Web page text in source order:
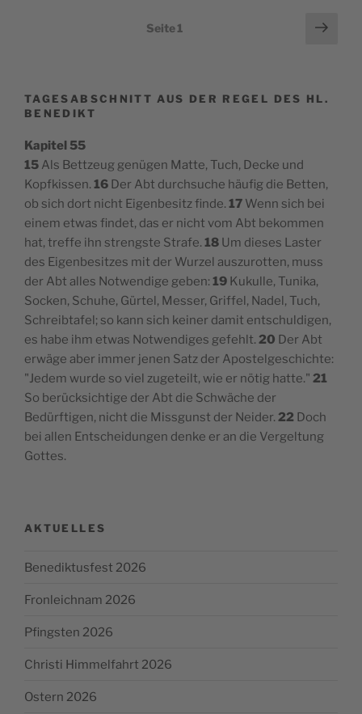
Seitennummerierung
Seite1
TAGESABSCHNITT AUS DER REGEL DES HL.
BENEDIKT
Kapitel 55
15 Als Bettzeug genügen Matte, Tuch, Decke und
Kopfkissen. 16 Der Abt durchsuche häufig die Betten,
ob sich dort nicht Eigenbesitz finde. 17 Wenn sich bei
einem etwas findet, das er nicht vom Abt bekommen
hat, treffe ihn strengste Strafe. 18 Um dieses Laster
des Eigenbesitzes mit der Wurzel auszurotten, muss
der Abt alles Notwendige geben: 19 Kukulle, Tunika,
Socken, Schuhe, Gürtel, Messer, Griffel, Nadel, Tuch,
Schreibtafel; so kann sich keiner damit entschuldigen,
es habe ihm etwas Notwendiges gefehlt. 20 Der Abt
erwäge aber immer jenen Satz der Apostelgeschichte:
"Jedem wurde so viel zugeteilt, wie er nötig hatte." 21
So berücksichtige der Abt die Schwäche der
Bedürftigen, nicht die Missgunst der Neider. 22 Doch
bei allen Entscheidungen denke er an die Vergeltung
Gottes.
AKTUELLES
Benediktusfest 2026
Fronleichnam 2026
Pfingsten 2026
Christi Himmelfahrt 2026
Ostern 2026